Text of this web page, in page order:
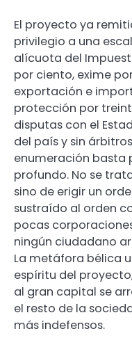
El proyecto ya
privilegio a una
alícuota del
por ciento, exime
exportación e
protección por
disputas con el
del país y sin
enumeración basta
profundo. No se
sino de erigir un
sustraído al orden
pocas
ningún ciudadano
La metáfora bélica
espíritu del
al gran capital se
el resto de la
más indefensos.